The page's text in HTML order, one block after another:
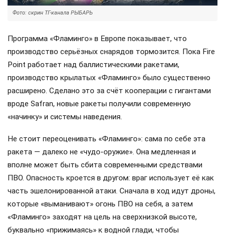
Фото: скрин ТГ-канала РЫБАРЬ
Программа «Фламинго» в Европе показывает, что
производство серьёзных снарядов тормозится. Пока Fire
Point работает над баллистическими ракетами,
производство крылатых «Фламинго» было существенно
расширено. Сделано это за счёт кооперации с гигантами
вроде Safran, новые ракеты получили современную
«начинку» и системы наведения.
Не стоит переоценивать «Фламинго»: сама по себе эта
ракета — далеко не «чудо-оружие». Она медленная и
вполне может быть сбита современными средствами
ПВО. Опасность кроется в другом: враг использует её как
часть эшелонированной атаки. Сначала в ход идут дроны,
которые «выманивают» огонь ПВО на себя, а затем
«Фламинго» заходят на цель на сверхнизкой высоте,
буквально «прижимаясь» к водной глади, чтобы